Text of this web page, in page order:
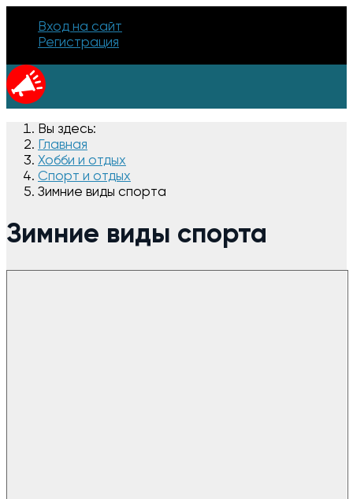
Вход на сайт
Регистрация
Вы здесь:
Главная
Хобби и отдых
Спорт и отдых
Зимние виды спорта
Зимние виды спорта